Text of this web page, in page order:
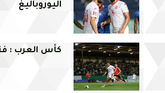
اليوروباليغ
كأس العرب :